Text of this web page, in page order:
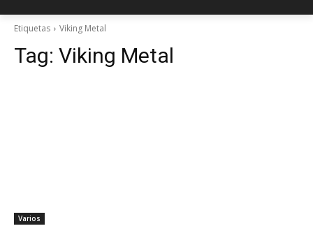
Etiquetas Viking Metal
Tag: Viking Metal
Varios